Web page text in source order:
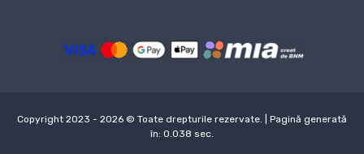
Copyright 2023 - 2026 © Toate drepturile rezervate. | Pagină generată
în: 0.038 sec.